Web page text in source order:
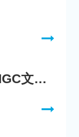
香港珠海学院合办"第二届AIGC文化数字内容创作比赛"